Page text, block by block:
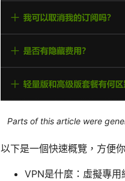
Parts of this article were
以下是一個快速概覽，方便
VPN是什麼：虛擬專